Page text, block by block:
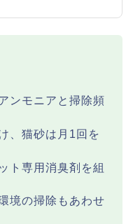
ンモニアと掃除頻
、猫砂は月1回を
ト専用消臭剤を組
境の掃除もあわせ